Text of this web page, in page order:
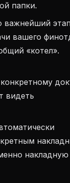
папки.
важнейший
вашего
«котел».
видеть
накладную